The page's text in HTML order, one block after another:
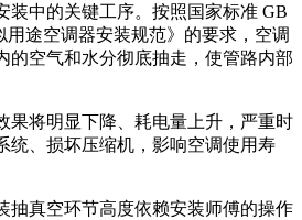
装中的关键工序。按照国家标准 GB
用途空调器安装规范》的要求，空调
的空气和水分彻底抽走，使管路内部
果将明显下降、耗电量上升，严重时
统、损坏压缩机，影响空调使用寿
抽真空环节高度依赖安装师傅的操作